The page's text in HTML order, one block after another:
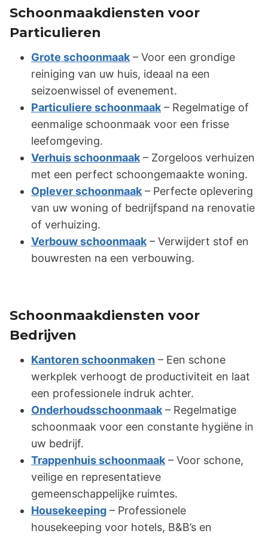
Schoonmaakdiensten voor
Particulieren
Grote schoonmaak – Voor een grondige
reiniging van uw huis, ideaal na een
seizoenwissel of evenement.
Particuliere schoonmaak – Regelmatige of
eenmalige schoonmaak voor een frisse
leefomgeving.
Verhuis schoonmaak – Zorgeloos verhuizen
met een perfect schoongemaakte woning.
Oplever schoonmaak – Perfecte oplevering
van uw woning of bedrijfspand na renovatie
of verhuizing.
Verbouw schoonmaak – Verwijdert stof en
bouwresten na een verbouwing.
Schoonmaakdiensten voor
Bedrijven
Kantoren schoonmaken – Een schone
werkplek verhoogt de productiviteit en laat
een professionele indruk achter.
Onderhoudsschoonmaak – Regelmatige
schoonmaak voor een constante hygiëne in
uw bedrijf.
Trappenhuis schoonmaak – Voor schone,
veilige en representatieve
gemeenschappelijke ruimtes.
Housekeeping – Professionele
housekeeping voor hotels, B&B’s en